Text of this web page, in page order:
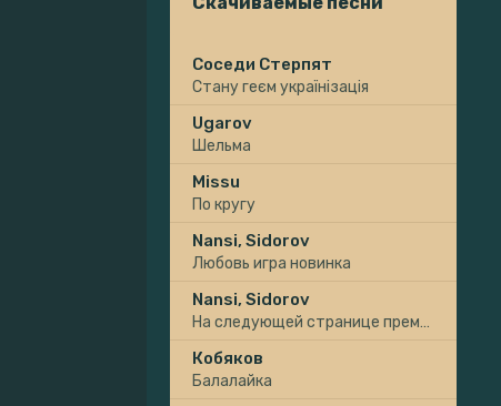
Соседи Стерпят
Стану геєм українізація
Ugarov
Шельма
Missu
По кругу
Nansi, Sidorov
Любовь игра новинка
Nansi, Sidorov
На следующей странице премьера
Кобяков
Балалайка